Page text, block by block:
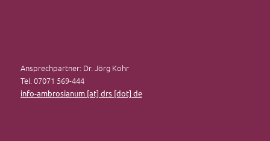
Ansprechpartner: Dr. Jörg Kohr
Tel. 07071 569-444
info-ambrosianum [at] drs [dot] de